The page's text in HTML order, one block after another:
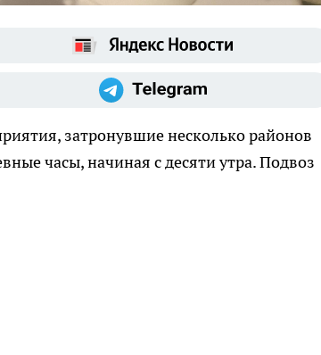
затронувшие несколько районов
часы, начиная с десяти утра. Подвоз